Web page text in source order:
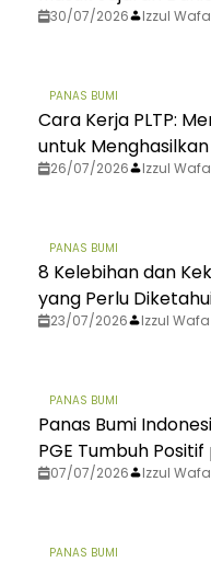
30/07/2026 Izzul Wafa
PANAS BUMI
Cara Kerja PLTP:
untuk
26/07/2026 Izzul Wafa
PANAS BUMI
8 Kelebihan dan
yang Perlu
23/07/2026 Izzul Wafa
PANAS BUMI
Panas Bumi
PGE Tumbuh
07/07/2026 Izzul Wafa
PANAS BUMI